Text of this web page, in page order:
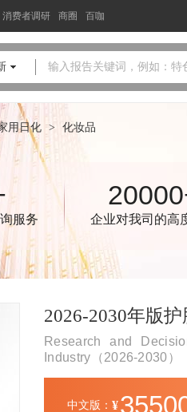
消费者调研 商圈 百咖
输入报告关键词，例如：特
用日化 > 化妆品
服务 企业对我司的高
2026-2030年版
Research and
Industry（2026-2030）
中文版： ¥
领导者
兼并
报告
告》由
业的市
展做出